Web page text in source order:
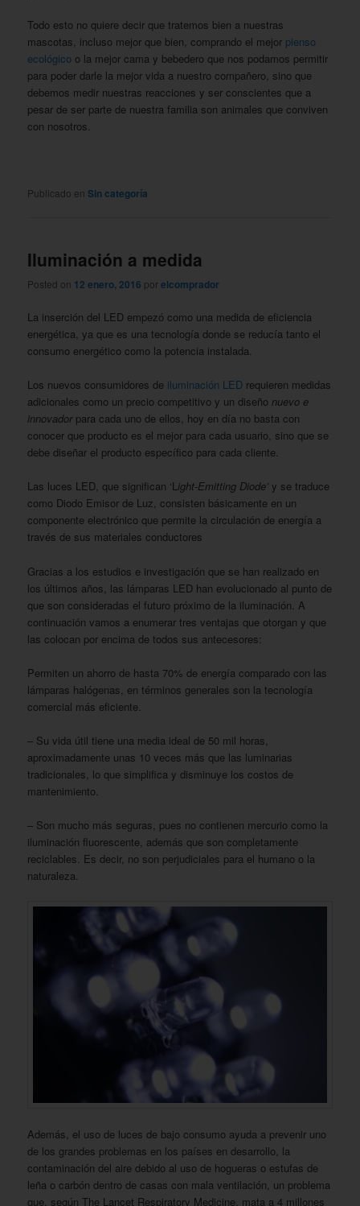
Todo esto no quiere decir que tratemos bien a nuestras
mascotas, incluso mejor que bien, comprando el mejor pienso
ecológico o la mejor cama y bebedero que nos podamos permitir
para poder darle la mejor vida a nuestro compañero, sino que
debemos medir nuestras reacciones y ser conscientes que a
pesar de ser parte de nuestra familia son animales que conviven
con nosotros.
Publicado en Sin categoría
Iluminación a medida
Posted on 12 enero, 2016 porelcomprador
La inserción del LED empezó como una medida de eficiencia
energética, ya que es una tecnología donde se reducía tanto el
consumo energético como la potencia instalada.
Los nuevos consumidores de iluminación LED requieren medidas
adicionales como un precio competitivo y un diseñonuevo e
innovadorpara cada uno de ellos, hoy en día no basta con
conocer que producto es el mejor para cada usuario, sino que se
debe diseñar el producto específico para cada cliente.
Las luces LED, que significan ‘Light-Emitting Diode’ y se traduce
como Diodo Emisor de Luz, consisten básicamente en un
componente electrónico que permite la circulación de energía a
través de sus materiales conductores
Gracias a los estudios e investigación que se han realizado en
los últimos años, las lámparas LED han evolucionado al punto de
que son consideradas el futuro próximo de la iluminación. A
continuación vamos a enumerar tres ventajas que otorgan y que
las colocan por encima de todos sus antecesores:
Permiten un ahorro de hasta 70% de energía comparado con las
lámparas halógenas, en términos generales son la tecnología
comercial más eficiente.
– Su vida útil tiene una media ideal de 50 mil horas,
aproximadamente unas 10 veces más que las luminarias
tradicionales, lo que simplifica y disminuye los costos de
mantenimiento.
– Son mucho más seguras, pues no contienen mercurio como la
iluminación fluorescente, además que son completamente
reciclables. Es decir, no son perjudiciales para el humano o la
naturaleza.
Además, el uso de luces de bajo consumo ayuda a prevenir uno
de los grandes problemas en los países en desarrollo, la
contaminación del aire debido al uso de hogueras o estufas de
leña o carbón dentro de casas con mala ventilación, un problema
que, según The Lancet Respiratory Medicine, mata a 4 millones